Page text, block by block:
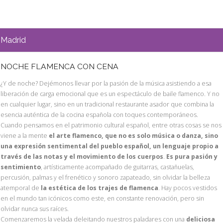
Madrid
NOCHE FLAMENCA CON CENA
¿Y de noche? Dejémonos llevar por la pasión de la música asistiendo a esa
liberación de carga emocional que es un espectáculo de baile flamenco. Y no
en cualquier lugar, sino en un tradicional restaurante asador que combina la
esencia auténtica de la cocina española con toques contemporáneos.
Cuando pensamos en el patrimonio cultural español, entre otras cosas se nos
viene a la mente el arte flamenco, que no es solo música o danza, sino
una expresión sentimental del pueblo español, un lenguaje propio a
través de las notas y el movimiento de los cuerpos. Es pura pasión y
sentimiento, artísticamente acompañado de guitarras, castañuelas,
percusión, palmas y el frenético y sonoro zapateado, sin olvidar la belleza
atemporal de la estética de los trajes de flamenca. Hay pocos vestidos
en el mundo tan icónicos como este, en constante renovación, pero sin
olvidar nunca sus raíces.
Comenzaremos la velada deleitando nuestros paladares con una deliciosa